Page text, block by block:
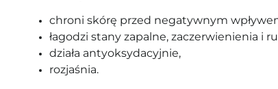
chroni skórę przed negatywnym
łagodzi stany zapalne, zaczerwienienia i
działa antyoksydacyjnie,
rozjaśnia.